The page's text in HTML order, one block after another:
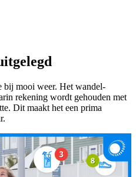
bij mooi weer. Het wandel-
rekening wordt gehouden met
Dit maakt het een prima